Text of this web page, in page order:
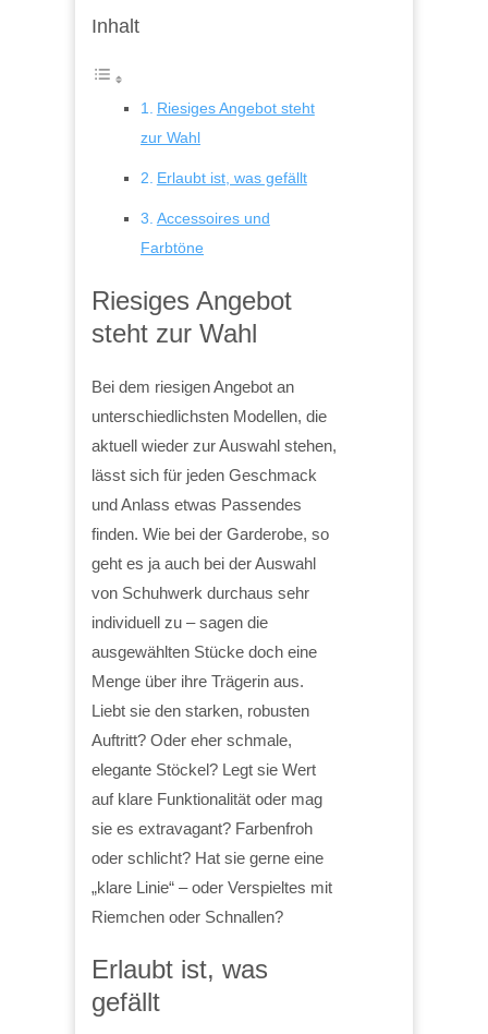
Inhalt
Riesiges Angebot steht
zur Wahl
Erlaubt ist, was gefällt
Accessoires und
Farbtöne
Riesiges Angebot
steht zur Wahl
Bei dem riesigen Angebot an
unterschiedlichsten Modellen, die
aktuell wieder zur Auswahl stehen,
lässt sich für jeden Geschmack
und Anlass etwas Passendes
finden. Wie bei der Garderobe, so
geht es ja auch bei der Auswahl
von Schuhwerk durchaus sehr
individuell zu – sagen die
ausgewählten Stücke doch eine
Menge über ihre Trägerin aus.
Liebt sie den starken, robusten
Auftritt? Oder eher schmale,
elegante Stöckel? Legt sie Wert
auf klare Funktionalität oder mag
sie es extravagant? Farbenfroh
oder schlicht? Hat sie gerne eine
„klare Linie“ – oder Verspieltes mit
Riemchen oder Schnallen?
Erlaubt ist, was
gefällt